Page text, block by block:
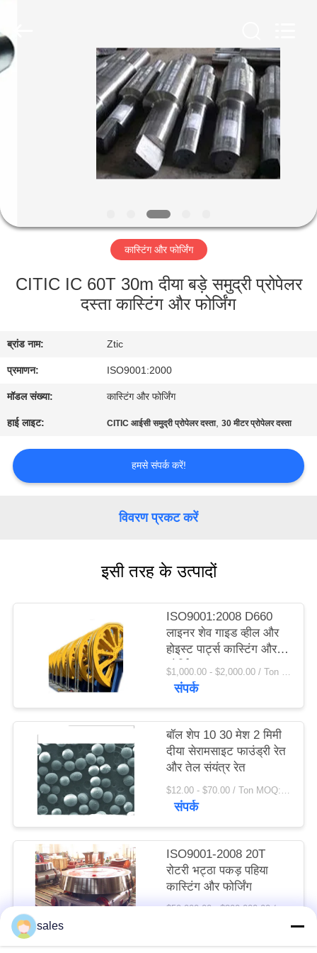
घर
हमारे
भ्रमण
गुणवत्ता
नियंत्रण
संपर्क
करें
उद्धरण
साइटमैप
PRIVACY
POLICY
CO.,LTD.
All
Rights
Reserved.
कास्टिंग और फोर्जिंग
CITIC IC 60T 30m दीया बड़े समुद्री प्रोपेलर
दस्ता कास्टिंग और फोर्जिंग
ब्रांड नाम: Ztic
प्रमाणन: ISO9001:2000
मॉडल संख्या: कास्टिंग और फोर्जिंग
हाई लाइट: CITIC आईसी समुद्री प्रोपेलर दस्ता,30 मीटर प्रोपेलर दस्ता
हमसे संपर्क करें!
विवरण प्रकट करें
इसी तरह के उत्पादों
ISO9001:2008 D660
लाइनर शेव गाइड व्हील और
होइस्ट पार्ट्स कास्टिंग और
फोर्जिंग
$1,000.00 - $2,000.00 / Ton MOQ:1.0 टन / टन
संपर्क
बॉल शेप 10 30 मेश 2 मिमी
दीया सेरामसाइट फाउंड्री रेत
और तेल संयंत्र रेत
$12.00 - $70.00 / Ton MOQ:1 टन / टन
संपर्क
ISO9001-2008 20T
रोटरी भट्ठा पकड़ पहिया
कास्टिंग और फोर्जिंग
$50,000.00 - $300,000.00 / Set MOQ:1 सेट / सेट
sales